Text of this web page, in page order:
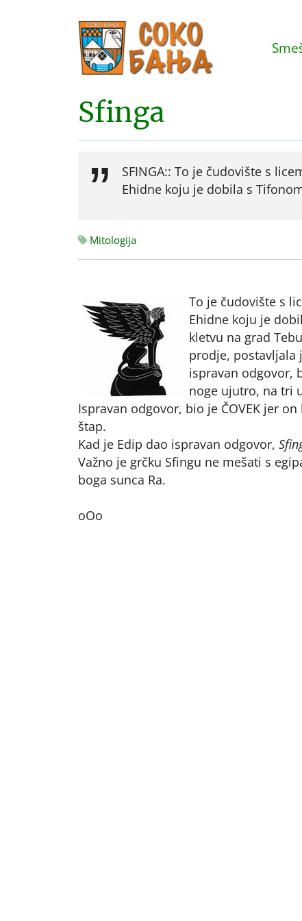
Sfinga
SFINGA:: To je čudovište s
Ehidne koju je dobila s
Mitologija
To je čudovište s
Ehidne koju je
kletvu na grad
prodje, postavljala
ispravan odgovor,
noge ujutro, na tri
Ispravan odgovor, bio je ČOVEK jer
štap.
Kad je Edip dao ispravan odgovor,
Važno je grčku Sfingu ne mešati s
boga sunca Ra.
oOo